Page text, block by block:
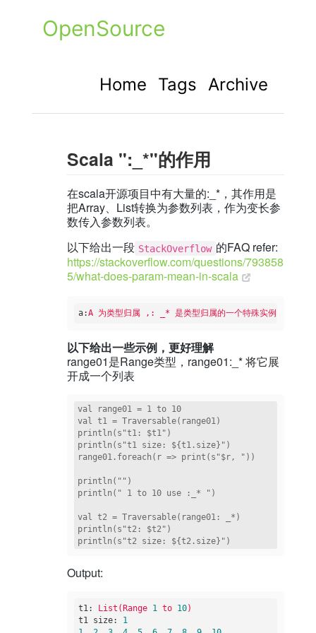
OpenSource
Home Tags Archive
Scala ":_*"的作用
在scala开源项目中有大量的:_*，其作用是
把Array、List转换为参数列表，作为变长参
数传入参数列表。
以下给出一段 StackOverflow 的FAQ refer:
https://stackoverflow.com/questions/793858
5/what-does-param-mean-in-scala
a:A 为类型归属 ,: _* 是类型归属的一个特殊实例，它告诉
以下给出一些示例，更好理解
range01是Range类型，range01:_* 将它展
开成一个列表
val range01 = 1 to 10
val t1 = Traversable(range01)
println(s"t1: $t1")
println(s"t1 size: ${t1.size}")
range01.foreach(r => print(s"$r, "))
println("")
println(" 1 to 10 use :_* ")
val t2 = Traversable(range01: _*)
println(s"t2: $t2")
Output:
t1: List(Range 1 to 10)
t1 size:
1